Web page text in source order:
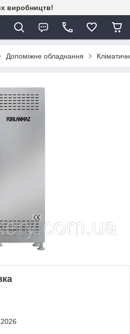
виробництв!
Допоміжне обладнання